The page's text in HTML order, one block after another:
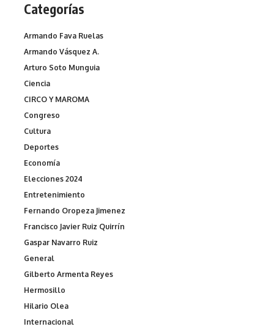
Categorías
Armando Fava Ruelas
Armando Vásquez A.
Arturo Soto Munguia
Ciencia
CIRCO Y MAROMA
Congreso
Cultura
Deportes
Economía
Elecciones 2024
Entretenimiento
Fernando Oropeza Jimenez
Francisco Javier Ruiz Quirrín
Gaspar Navarro Ruiz
General
Gilberto Armenta Reyes
Hermosillo
Hilario Olea
Internacional